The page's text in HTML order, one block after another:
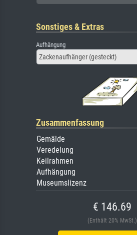
Sonstiges & Extras
Aufhängung
Zackenaufhänger (gesteckt)
Zusammenfassung
Gemälde
Veredelung
Keilrahmen
Aufhängung
Museumslizenz
€ 146.69
(Enthält 20% MwSt.)